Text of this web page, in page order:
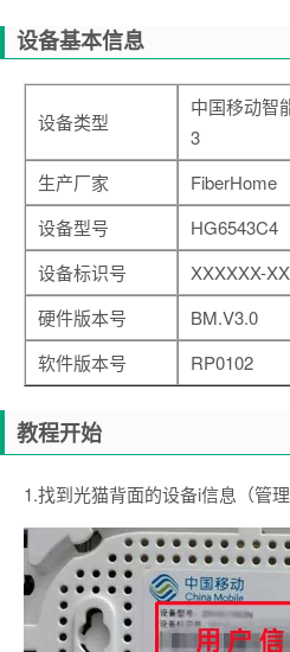
设备基本信息
设备类型
中国移动智
3
生产厂家
FiberHome
设备型号
HG6543C4
设备标识号
XXXXXX-
硬件版本号
BM.V3.0
软件版本号
RP0102
教程开始
1.找到光猫背面的设备i信息（管